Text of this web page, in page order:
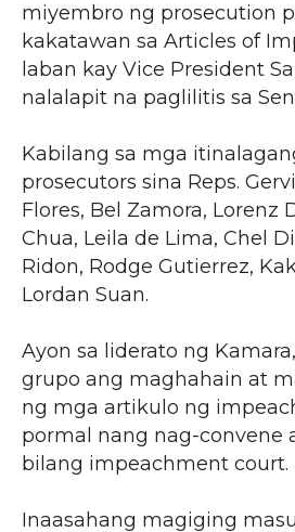
miyembro ng prosecution
kakatawan sa Articles of
laban kay Vice President
nalalapit na paglilitis sa
Kabilang sa mga
prosecutors sina Reps.
Flores, Bel Zamora, Lorenz
Chua, Leila de Lima, Chel
Ridon, Rodge Gutierrez,
Lordan Suan.
Ayon sa liderato ng
grupo ang maghahain at
ng mga artikulo ng
pormal nang nag-convene
bilang impeachment court.
Inaasahang magiging